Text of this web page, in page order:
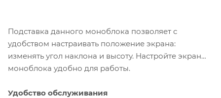
Подставка данного моноблока позволяет с
удобством настраивать положение экрана:
изменять угол наклона и высоту. Настройте экран
моноблока удобно для работы.
Удобство обслуживания